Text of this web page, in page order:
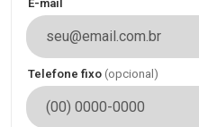
E-mail
Telefone fixo (opcional)